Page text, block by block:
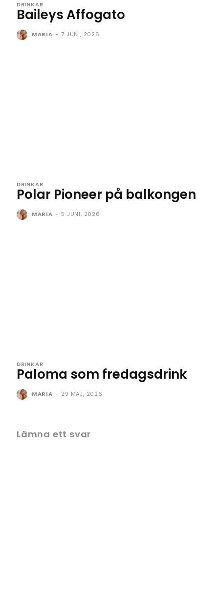
DRINKAR
Baileys Affogato
MARIA - 7 JUNI, 2026
DRINKAR
Polar Pioneer på balkongen
MARIA - 5 JUNI, 2026
DRINKAR
Paloma som fredagsdrink
MARIA - 29 MAJ, 2026
Lämna ett svar